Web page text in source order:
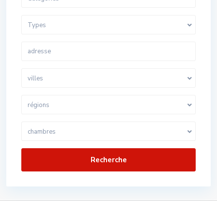
Types
villes
régions
chambres
Recherche